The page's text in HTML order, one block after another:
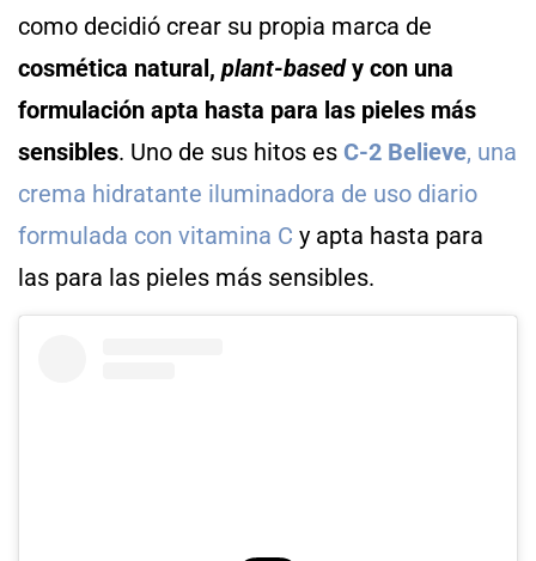
como decidió crear su propia marca de
cosmética natural, plant-basedy con una
formulación apta hasta para las pieles más
sensibles. Uno de sus hitos es C-2 Believe, una
crema hidratante iluminadora de uso diario
formulada con vitamina C y apta hasta para
las para las pieles más sensibles.